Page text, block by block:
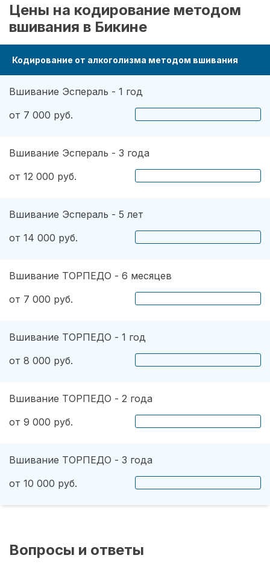
Цены на кодирование методом
вшивания в Бикине
Кодирование от алкоголизма методом вшивания
Вшивание Эспераль - 1 год
от 7 000 руб.
Вшивание Эспераль - 3 года
от 12 000 руб.
Вшивание Эспераль - 5 лет
от 14 000 руб.
Вшивание ТОРПЕДО - 6 месяцев
от 7 000 руб.
Вшивание ТОРПЕДО - 1 год
от 8 000 руб.
Вшивание ТОРПЕДО - 2 года
от 9 000 руб.
Вшивание ТОРПЕДО - 3 года
от 10 000 руб.
Вопросы и ответы